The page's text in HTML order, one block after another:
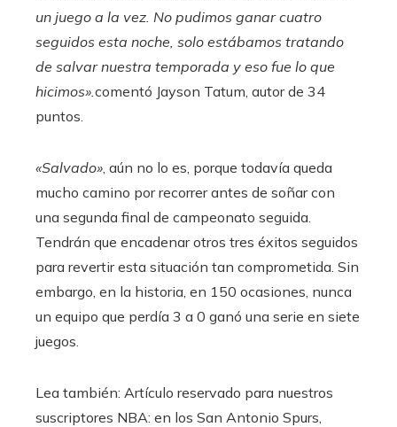
un juego a la vez. No pudimos ganar cuatro
seguidos esta noche, solo estábamos tratando
de salvar nuestra temporada y eso fue lo que
hicimos». comentó Jayson Tatum, autor de 34
puntos.
«Salvado» , aún no lo es, porque todavía queda
mucho camino por recorrer antes de soñar con
una segunda final de campeonato seguida.
Tendrán que encadenar otros tres éxitos seguidos
para revertir esta situación tan comprometida. Sin
embargo, en la historia, en 150 ocasiones, nunca
un equipo que perdía 3 a 0 ganó una serie en siete
juegos.
Lea también: Artículo reservado para nuestros
suscriptores NBA: en los San Antonio Spurs,